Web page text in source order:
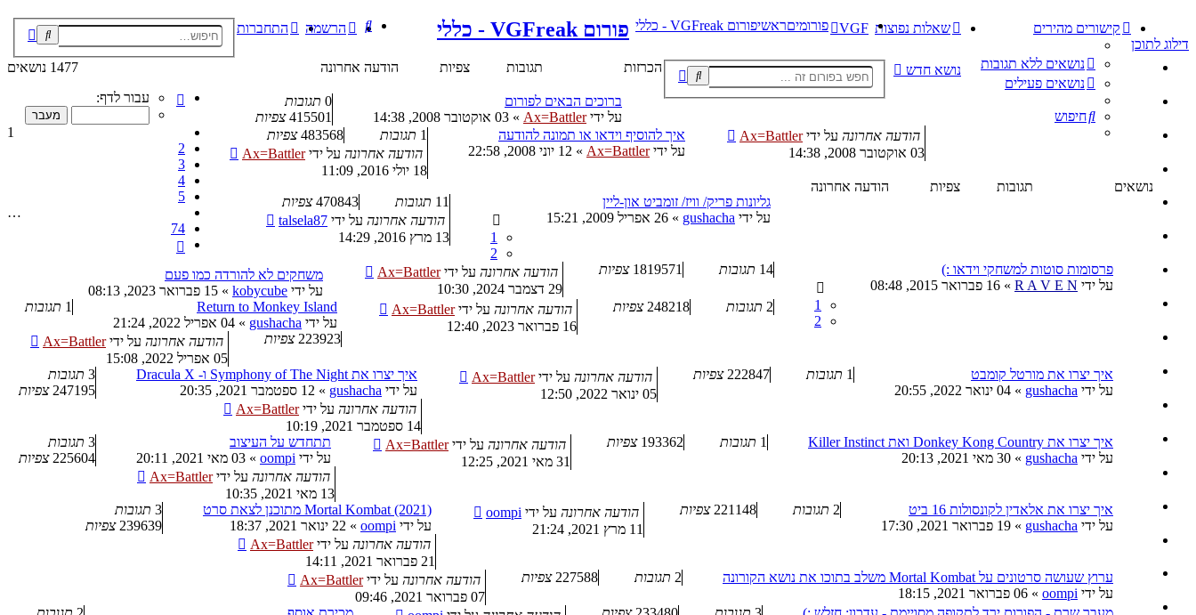
דילוג לתוכן
חיפושחיפוש
מתקדם
קישורים מהירים
נושאים ללא תגובות
נושאים פעילים
חיפוש
שאלות נפוצות התחברות הרשמה VGF פורומיםראשיפורום VGFreak - כללי חיפוש פורום VGFreak - כללי
נושא חדש חיפושחיפוש
מתקדם
1477 נושאים
דף
מתוך
74
עבור לדף:
1
2
3
4
5
…
74
הבא
הכרזות תגובות צפיות הודעה אחרונה
ברוכים הבאים לפורום
על ידיAx=Battler
» 03 אוקטובר 2008, 14:38
0 תגובות
415501 צפיות
הודעה אחרונה על ידיAx=Battler
03 אוקטובר 2008, 14:38
איך להוסיף וידאו או תמונה להודעה
על ידיAx=Battler
» 12 יוני 2008, 22:58
1 תגובות 483568 צפיות
הודעה אחרונה על ידיAx=Battler
18 יולי 2016, 11:09
נושאים
תגובות צפיות
הודעה אחרונה
גליונות פריק/ וויז/ זומביט און-ליין
על ידי gushacha
» 26 אפריל 2009, 15:21
1
2
11 תגובות 470843 צפיות
הודעה אחרונה על ידי talsela87
13 מרץ 2016, 14:29
פרסומות סוטות למשחקי וידאו :)
על ידי R A V E N
» 16 פברואר 2015, 08:48
1
2
14 תגובות 1819571 צפיות הודעה אחרונה על ידיAx=Battler
29 דצמבר 2024, 10:30
משחקים לא להורדה כמו פעם
על ידי kobycube
» 15 פברואר 2023, 08:13
2 תגובות 248218 צפיות הודעה אחרונה על ידיAx=Battler
16 פברואר 2023, 12:40
Return to Monkey Island
על ידי gushacha
» 04 אפריל 2022, 21:24
1 תגובות
223923 צפיות הודעה אחרונה על ידיAx=Battler
05 אפריל 2022, 15:08
איך יצרו את מורטל קומבט
על ידי gushacha
» 04 ינואר 2022, 20:55
1 תגובות 222847 צפיות הודעה אחרונה על ידיAx=Battler
05 ינואר 2022, 12:50
איך יצרו את Symphony of The Night ו- Dracula X
על ידי gushacha
» 12 ספטמבר 2021, 20:35
3 תגובות
247195 צפיות
הודעה אחרונה על ידיAx=Battler
14 ספטמבר 2021, 10:19
איך יצרו את Donkey Kong Country ואת Killer Instinct
על ידי gushacha
» 30 מאי 2021, 20:13
1 תגובות 193362 צפיות הודעה אחרונה על ידיAx=Battler
31 מאי 2021, 12:25
תתחדש על העיצוב
על ידי oompi
» 03 מאי 2021, 20:11
3 תגובות
225604 צפיות
הודעה אחרונה על ידיAx=Battler
13 מאי 2021, 10:35
איך יצרו את אלאדין לקונסולות 16 ביט
על ידי gushacha
» 19 פברואר 2021, 17:30
2 תגובות 221148 צפיות הודעה אחרונה על ידי oompi
11 מרץ 2021, 21:24
Mortal Kombat (2021) מתוכנן לצאת סרט
על ידי oompi
» 22 ינואר 2021, 18:37
3 תגובות
239639 צפיות
הודעה אחרונה על ידיAx=Battler
21 פברואר 2021, 14:11
ערוץ שעושה סרטונים על Mortal Kombat משלב בתוכו את נושא הקורונה
על ידי oompi
» 06 פברואר 2021, 18:15
2 תגובות 227588 צפיות הודעה אחרונה על ידיAx=Battler
07 פברואר 2021, 09:46